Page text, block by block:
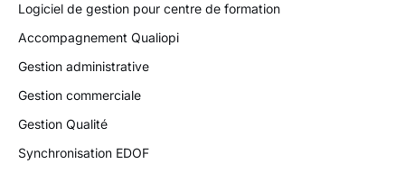
Logiciel de gestion pour centre de formation
Accompagnement Qualiopi
Gestion administrative
Gestion commerciale
Gestion Qualité
Synchronisation EDOF